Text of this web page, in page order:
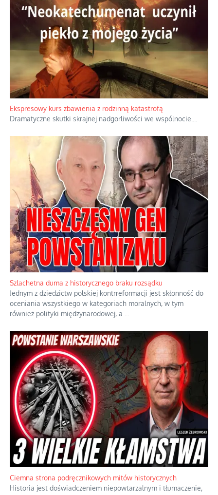
Ekspresowy kurs zbawienia z rodzinną katastrofą
Dramatyczne skutki skrajnej nadgorliwości we wspólnocie.
Szlachetna duma z historycznego braku rozsądku
Jednym z dziedzictw polskiej kontrreformacji jest skłonność do
oceniania wszystkiego w kategoriach moralnych, w tym
również polityki międzynarodowej, a
Ciemna strona podręcznikowych mitów historycznych
Historia jest doświadczeniem niepowtarzalnym i tłumaczenie,